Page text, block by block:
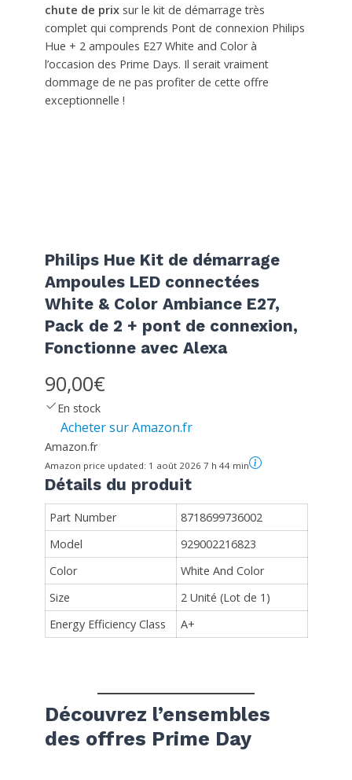
chute de prix sur le kit de démarrage très
complet qui comprends Pont de connexion Philips
Hue + 2 ampoules E27 White and Color à
l’occasion des Prime Days. Il serait vraiment
dommage de ne pas profiter de cette offre
exceptionnelle !
Philips Hue Kit de démarrage
Ampoules LED connectées
White & Color Ambiance E27,
Pack de 2 + pont de connexion,
Fonctionne avec Alexa
90,00€
En stock
Acheter sur Amazon.fr
Amazon.fr
Amazon price updated: 1 août 2026 7 h 44 min
Détails du produit
Part Number
8718699736002
Model
929002216823
Color
White And Color
Size
2 Unité (Lot de 1)
Energy Efficiency Class
A+
Découvrez l’ensembles
des offres Prime Day